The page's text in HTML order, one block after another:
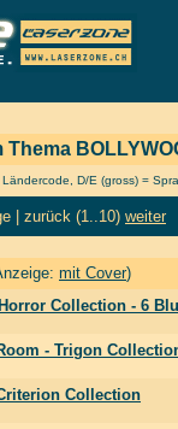
Thema
D/E (gross) =
| zurück (1..10) weiter
mit Cover)
Collection - 6
- Trigon
Collection